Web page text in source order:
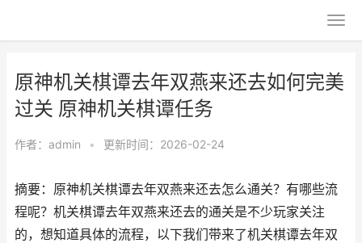
原神机关棋谭去年双燕来还去如何完美
过关 原神机关棋谭任务
作者： admin • 更新时间：2026-02-24
摘要：原神机关棋谭去年双燕来还去怎么通关？有哪些流
程呢？机关棋谭去年双燕来还去的通关是不少玩家关注
的，想知道具体的流程，以下我们带来了机关棋谭去年双